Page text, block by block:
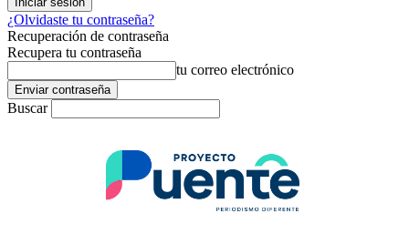
¿Olvidaste tu contraseña?
Recuperación de contraseña
Recupera tu contraseña
tu correo electrónico
Buscar